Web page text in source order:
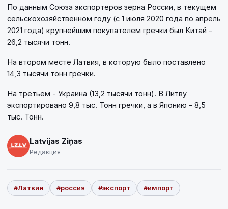
По данным Союза экспортеров зерна России, в текущем
сельскохозяйственном году (с 1 июля 2020 года по апрель
2021 года) крупнейшим покупателем гречки был Китай -
26,2 тысячи тонн.
На втором месте Латвия, в которую было поставлено
14,3 тысячи тонн гречки.
На третьем - Украина (13,2 тысячи тонн). В Литву
экспортировано 9,8 тыс. Тонн гречки, а в Японию - 8,5
тыс. Тонн.
Latvijas Ziņas
Редакция
#Латвия #россия #экспорт #импорт